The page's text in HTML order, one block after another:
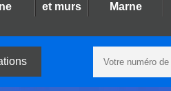
et murs
Marne